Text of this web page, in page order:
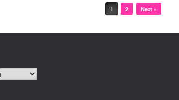
1 2 Next »